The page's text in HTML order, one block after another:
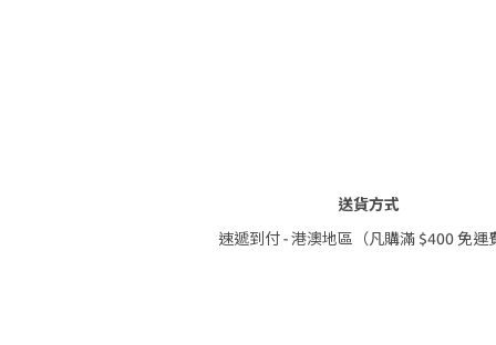
送貨方式
速遞到付 - 港澳地區（凡購滿 $400 免運